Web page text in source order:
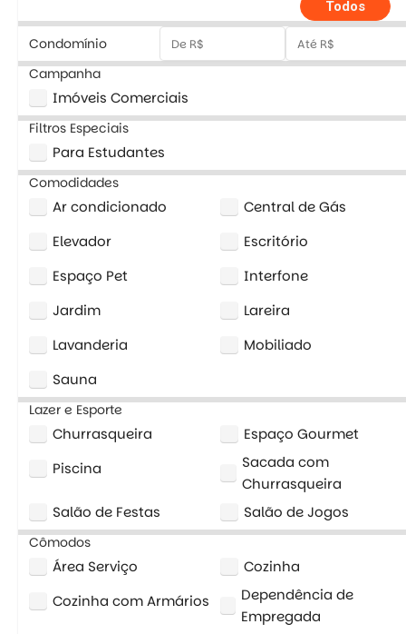
Todos
Condomínio
Campanha
Imóveis Comerciais
Filtros Especiais
Para Estudantes
Comodidades
Ar condicionado
Central de Gás
Elevador
Escritório
Espaço Pet
Interfone
Jardim
Lareira
Lavanderia
Mobiliado
Sauna
Lazer e Esporte
Churrasqueira
Espaço Gourmet
Piscina
Sacada com
Churrasqueira
Salão de Festas
Salão de Jogos
Cômodos
Área Serviço
Cozinha
Cozinha com Armários
Dependência de
Empregada